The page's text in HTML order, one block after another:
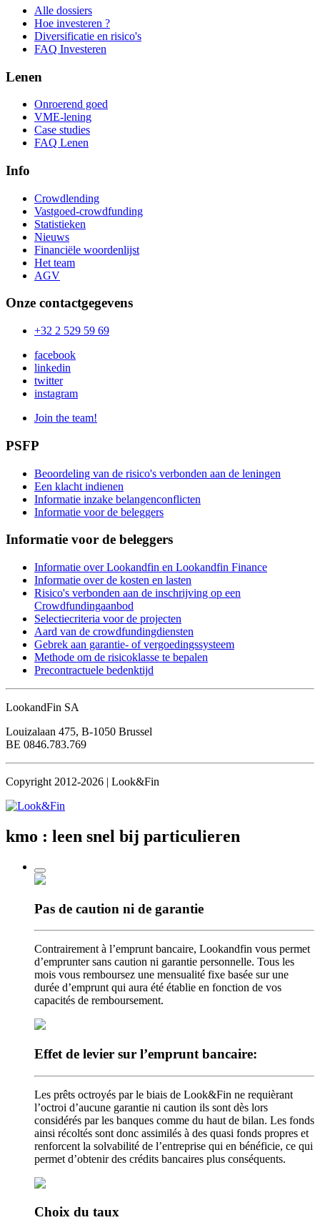
Alle dossiers
Hoe investeren ?
Diversificatie en risico's
FAQ Investeren
Lenen
Onroerend goed
VME-lening
Case studies
FAQ Lenen
Info
Crowdlending
Vastgoed-crowdfunding
Statistieken
Nieuws
Financiële woordenlijst
Het team
AGV
Onze contactgegevens
+32 2 529 59 69
facebook
linkedin
twitter
instagram
Join the team!
PSFP
Beoordeling van de risico's verbonden aan de leningen
Een klacht indienen
Informatie inzake belangenconflicten
Informatie voor de beleggers
Informatie voor de beleggers
Informatie over Lookandfin en Lookandfin Finance
Informatie over de kosten en lasten
Risico's verbonden aan de inschrijving op een
Crowdfundingaanbod
Selectiecriteria voor de projecten
Aard van de crowdfundingdiensten
Gebrek aan garantie- of vergoedingssysteem
Methode om de risicoklasse te bepalen
Precontractuele bedenktijd
LookandFin SA
Louizalaan 475, B-1050 Brussel
BE 0846.783.769
Copyright 2012-2026 | Look&Fin
kmo : leen snel bij particulieren
Pas de caution ni de garantie
Contrairement à l’emprunt bancaire, Lookandfin vous permet
d’emprunter sans caution ni garantie personnelle. Tous les
mois vous remboursez une mensualité fixe basée sur une
durée d’emprunt qui aura été établie en fonction de vos
capacités de remboursement.
Effet de levier sur l’emprunt bancaire:
Les prêts octroyés par le biais de Look&Fin ne requièrant
l’octroi d’aucune garantie ni caution ils sont dès lors
considérés par les banques comme du haut de bilan. Les fonds
ainsi récoltés sont donc assimilés à des quasi fonds propres et
renforcent la solvabilité de l’entreprise qui en bénéficie, ce qui
permet d’obtenir des crédits bancaires plus conséquents.
Choix du taux